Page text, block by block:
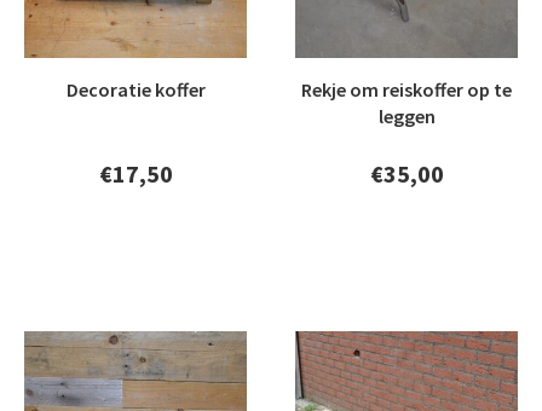
Decoratie koffer
€17,50
Rekje om reiskoffer op te
leggen
€35,00